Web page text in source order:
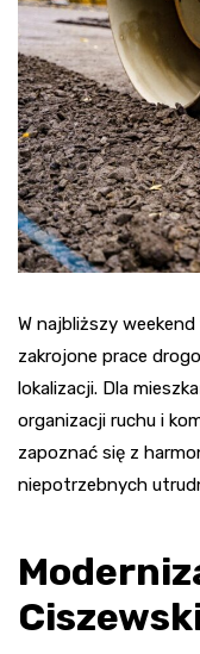
W najbliższy
zakrojone prace
lokalizacji. Dla
organizacji ruchu i
zapoznać się z
niepotrzebnych